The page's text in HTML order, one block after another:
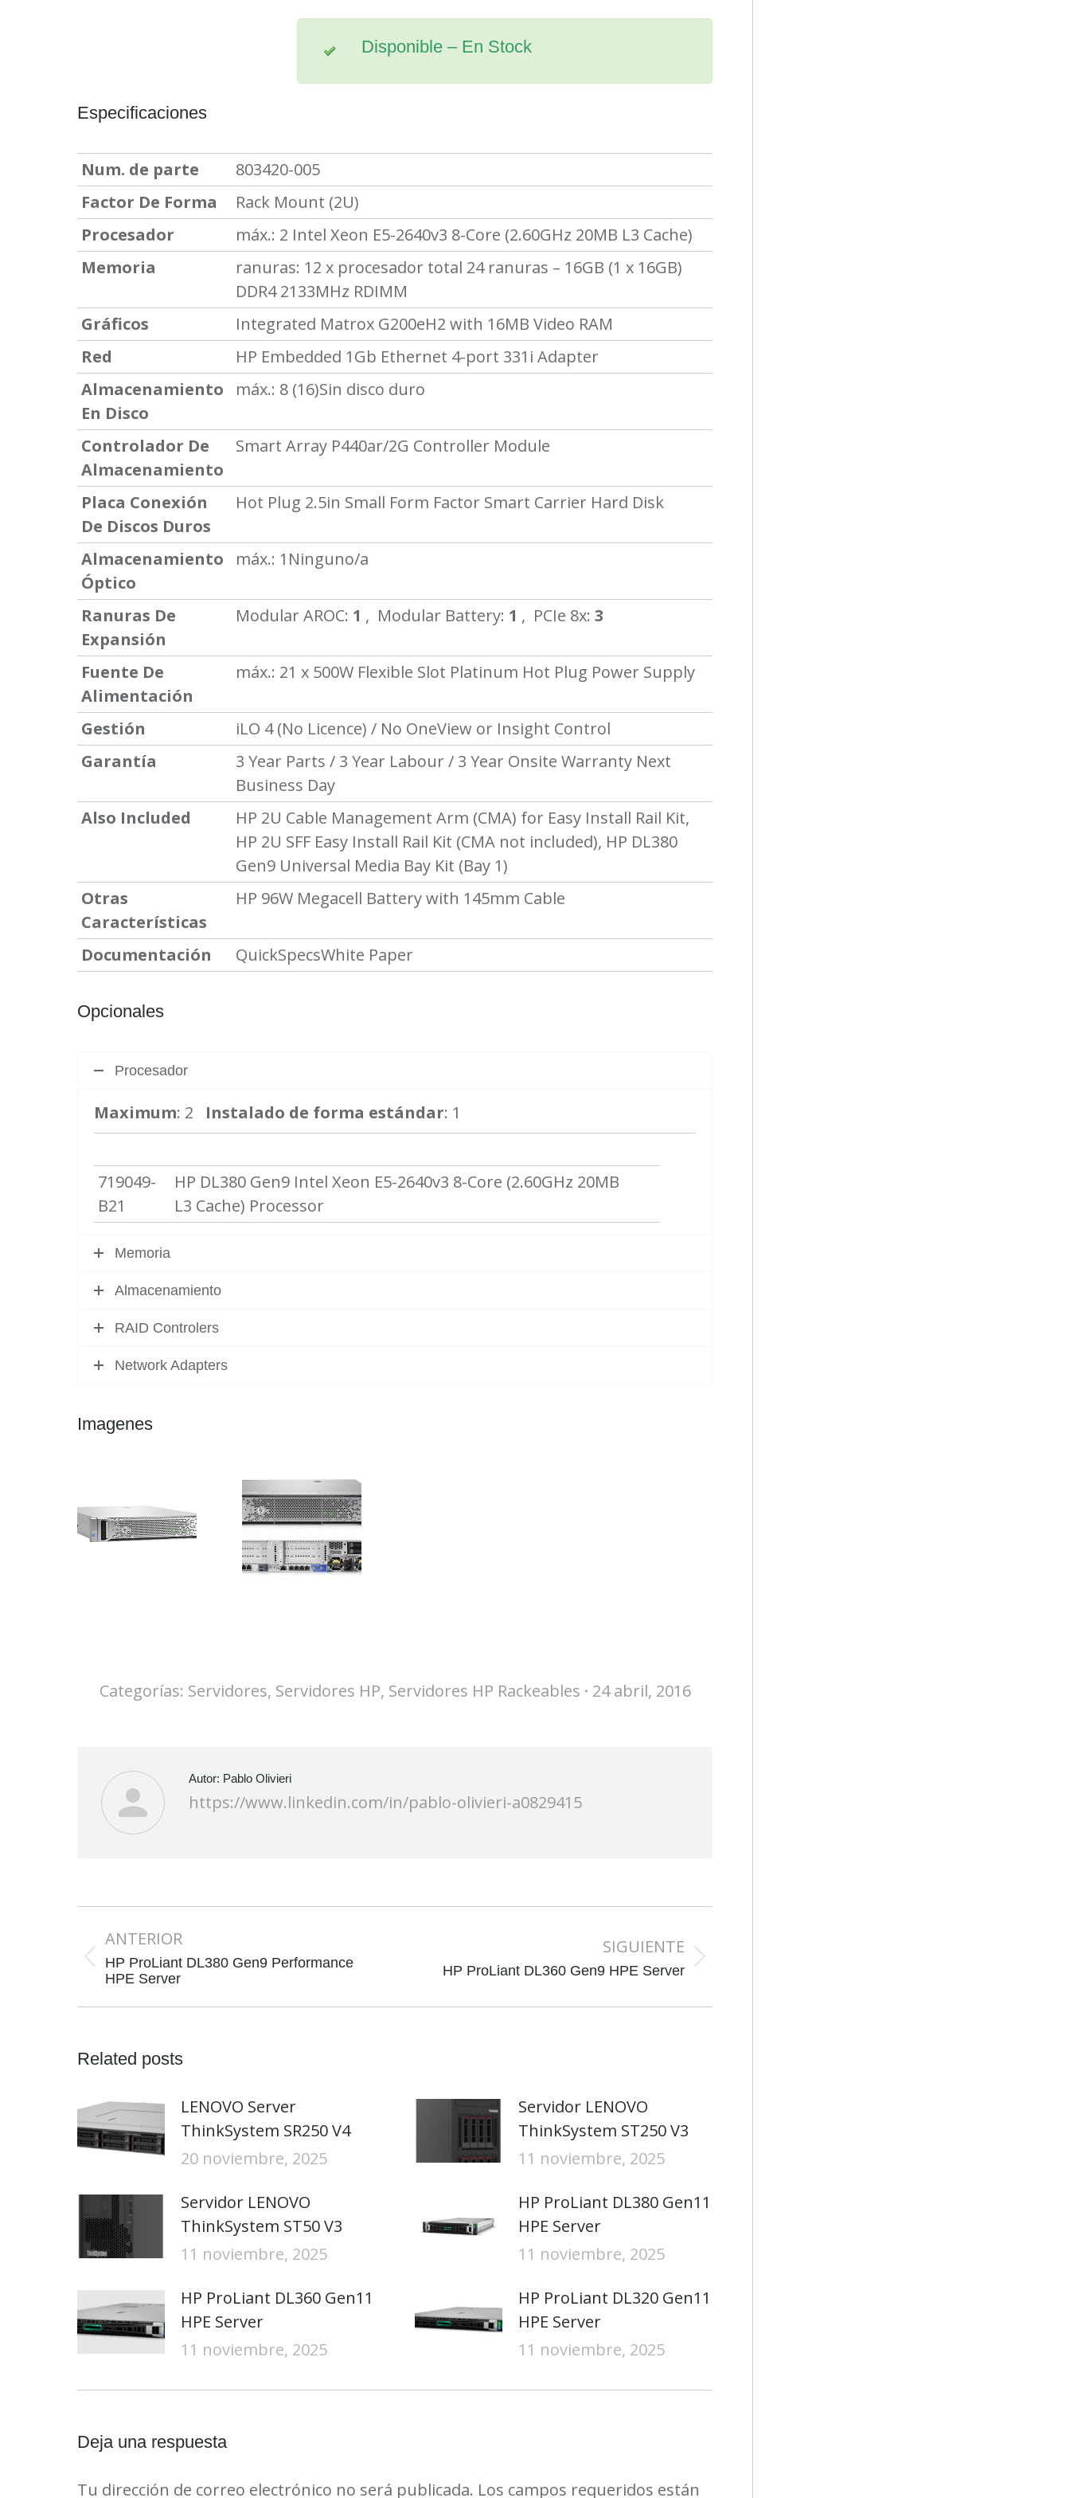
Disponible – En Stock
Especificaciones
Num. de parte
803420-005
Factor De Forma
Rack Mount (2U)
Procesador
máx.: 2 Intel Xeon E5-2640v3 8-Core (2.60GHz 20MB L3 Cache)
Memoria
ranuras: 12 x procesador total 24 ranuras – 16GB (1 x 16GB)
DDR4 2133MHz RDIMM
Gráficos
Integrated Matrox G200eH2 with 16MB Video RAM
Red
HP Embedded 1Gb Ethernet 4-port 331i Adapter
Almacenamiento
En Disco
máx.: 8 (16)Sin disco duro
Controlador De
Almacenamiento
Smart Array P440ar/2G Controller Module
Placa Conexión
De Discos Duros
Hot Plug 2.5in Small Form Factor Smart Carrier Hard Disk
Almacenamiento
Óptico
máx.: 1 Ninguno/a
Ranuras De
Expansión
Modular AROC: 1 , Modular Battery: 1 , PCIe 8x: 3
Fuente De
Alimentación
máx.: 21 x 500W Flexible Slot Platinum Hot Plug Power Supply
Gestión iLO 4 (No Licence) / No OneView or Insight Control
Garantía
3 Year Parts / 3 Year Labour / 3 Year Onsite Warranty Next
Business Day
Also Included
HP 2U Cable Management Arm (CMA) for Easy Install Rail Kit,
HP 2U SFF Easy Install Rail Kit (CMA not included), HP DL380
Gen9 Universal Media Bay Kit (Bay 1)
Otras
Características
HP 96W Megacell Battery with 145mm Cable
Documentación QuickSpecsWhite Paper
Opcionales
Procesador
Maximum: 2 Instalado de forma estándar: 1
719049-
B21
HP DL380 Gen9 Intel Xeon E5-2640v3 8-Core (2.60GHz 20MB
L3 Cache) Processor
Memoria
Almacenamiento
RAID Controlers
Network Adapters
Imagenes
Categorías: Servidores, Servidores HP, Servidores HP Rackeables 24 abril, 2016
Autor: Pablo Olivieri
https://www.linkedin.com/in/pablo-olivieri-a0829415
entre
publicaciones
ANTERIOR
Publicación
anterior:
HP ProLiant DL380 Gen9 Performance
HPE Server
SIGUIENTE
Publicación
HP ProLiant DL360 Gen9 HPE Server
Related posts
LENOVO Server
ThinkSystem SR250 V4
20 noviembre, 2025
Servidor LENOVO
ThinkSystem ST250 V3
11 noviembre, 2025
Servidor LENOVO
ThinkSystem ST50 V3
11 noviembre, 2025
HP ProLiant DL380 Gen11
HPE Server
11 noviembre, 2025
HP ProLiant DL360 Gen11
HPE Server
11 noviembre, 2025
HP ProLiant DL320 Gen11
HPE Server
11 noviembre, 2025
Deja una respuesta
Tu dirección de correo electrónico no será publicada. Los campos requeridos están